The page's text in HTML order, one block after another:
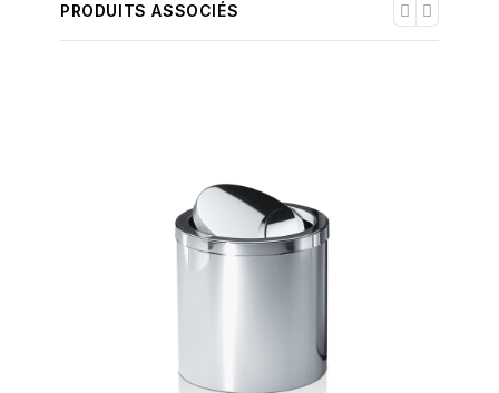
PRODUITS ASSOCIÉS